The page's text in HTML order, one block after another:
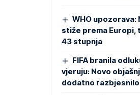
WHO
stiže prema
43 stupnja
FIFA branila
vjeruju: Novo
dodatno razbjesnilo